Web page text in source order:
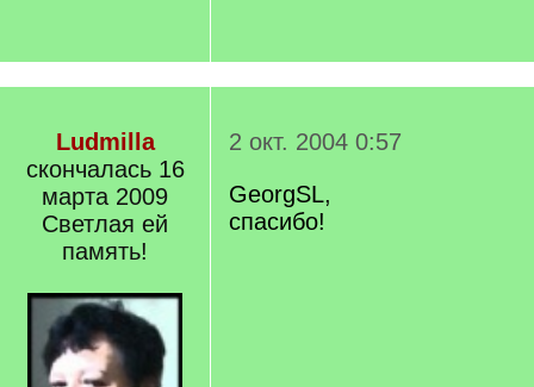
Ludmilla
скончалась 16
марта 2009
Светлая ей
память!
2 окт. 2004 0:57
GeorgSL,
спасибо!